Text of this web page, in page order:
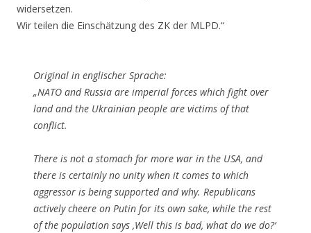
widersetzen.
Wir teilen die Einschätzung des ZK der MLPD.“
Original in englischer Sprache:
„NATO and Russia are imperial forces which fight over
land and the Ukrainian people are victims of that
conflict.
There is not a stomach for more war in the USA, and
there is certainly no unity when it comes to which
aggressor is being supported and why. Republicans
actively cheere on Putin for its own sake, while the rest
of the population says ‚Well this is bad, what do we do?‘